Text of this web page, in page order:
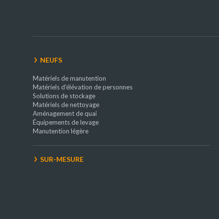
NEUFS
Matériels de manutention
Matériels d'élévation de personnes
Solutions de stockage
Matériels de nettoyage
Aménagement de quai
Équipements de levage
Manutention légère
SUR-MESURE